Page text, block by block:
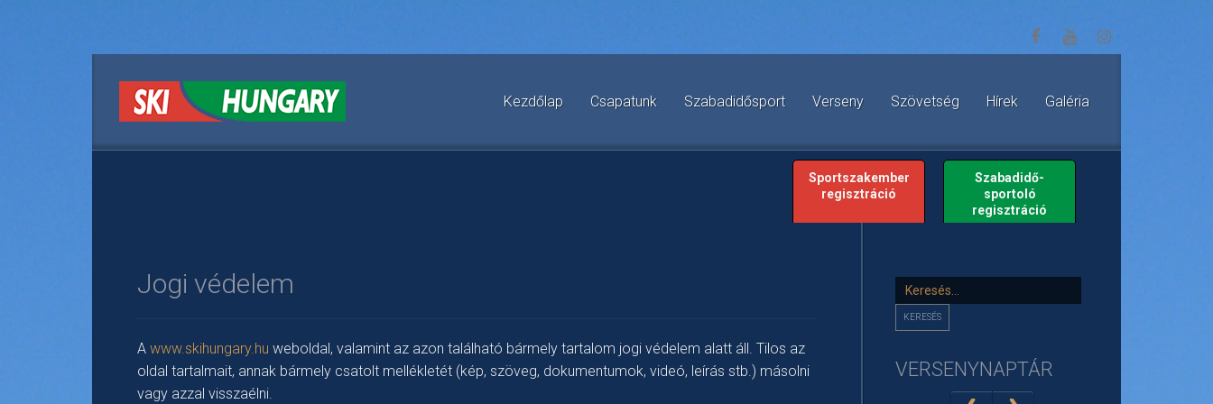
Kezdőlap Csapatunk Szabadidősport Verseny Szövetség Hírek Galéria
Sportszakember
regisztráció
Szabadidő-
sportoló
regisztráció
Keresés...
KERESÉS
VERSENYNAPTÁR
Jogi védelem
A www.skihungary.hu weboldal, valamint az azon található bármely tartalom jogi védelem alatt áll. Tilos az
oldal tartalmait, annak bármely csatolt mellékletét (kép, szöveg, dokumentumok, videó, leírás stb.) másolni
vagy azzal visszaélni.